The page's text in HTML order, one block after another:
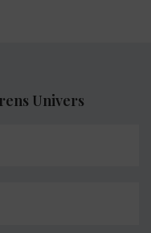
Univers